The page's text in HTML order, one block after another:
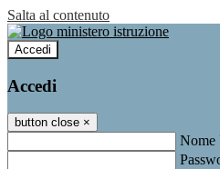
Salta al contenuto
Accedi
Accedi
button close ×
Nome